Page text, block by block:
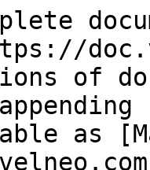
of
as